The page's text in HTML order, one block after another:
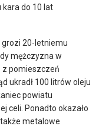
kara do 10 lat
grozi 20-letniemu
mężczyzna w
z pomieszczeń
ukradł 100 litrów oleju
powiatu
celi. Ponadto okazało
także metalowe